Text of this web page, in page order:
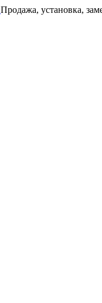
Продажа, установка,